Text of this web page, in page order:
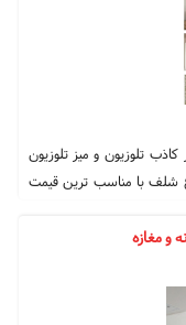
تلوزیون و میز تلوزیون
شلف با مناسب ترین قیمت
و مغازه